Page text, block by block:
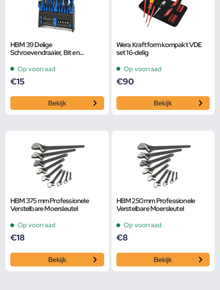
HBM 39 Delige
Schroevendraaier, Bit en
Op voorraad
€15
Bekijk
Wera Kraftform kompakt VDE
set 16-delig
Op voorraad
€90
Bekijk
HBM 375 mm Professionele
Verstelbare Moersleutel
Op voorraad
€18
Bekijk
HBM 250 mm Professionele
Verstelbare Moersleutel
Op voorraad
€8
Bekijk